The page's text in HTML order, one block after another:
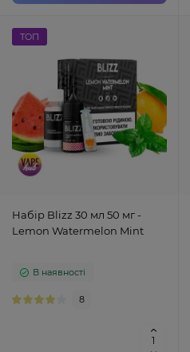
ТОП
Набір Blizz 30 мл 50 мг -
Lemon Watermelon Mint
В наявності
8